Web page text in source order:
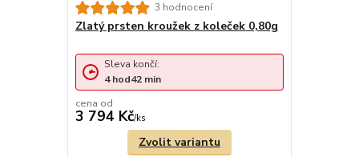
3 hodnocení
Zlatý prsten kroužek z koleček 0,80g
cena od
3 794 Kč/ks
Sleva končí:
4hod42 min
Zvolit variantu